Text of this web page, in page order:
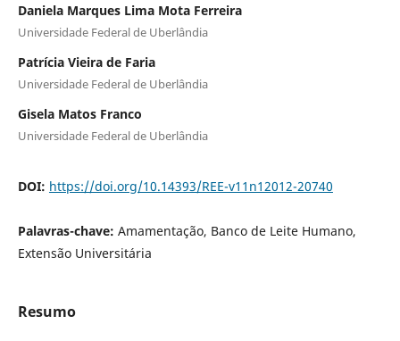
Daniela Marques Lima Mota Ferreira
Universidade Federal de Uberlândia
Patrícia Vieira de Faria
Universidade Federal de Uberlândia
Gisela Matos Franco
Universidade Federal de Uberlândia
DOI: https://doi.org/10.14393/REE-v11n12012-20740
Palavras-chave: Amamentação, Banco de Leite Humano,
Extensão Universitária
Resumo